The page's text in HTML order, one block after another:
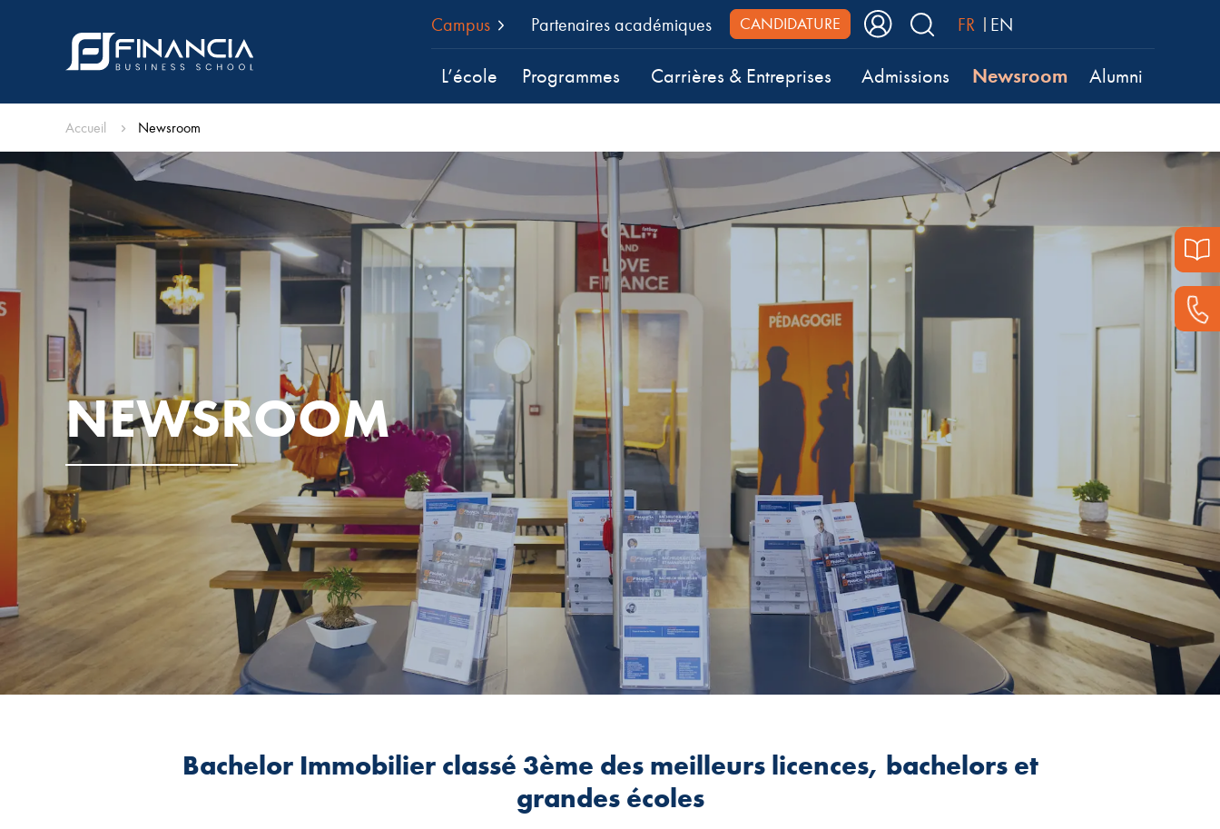
Campus Partenaires académiques CANDIDATURE FR EN
L’école Programmes Carrières & Entreprises Admissions Newsroom Alumni
Accueil Newsroom
NEWSROOM
Bachelor Immobilier classé 3ème des meilleurs licences, bachelors et
grandes écoles